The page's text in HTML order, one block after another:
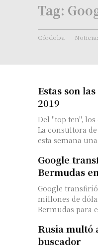
Tag:
Córdoba
Estas son
2019
Del "top ten",
La consultora
esta semana
Google
Bermudas
Google transfirió
millones de
Bermudas para
Rusia multó
buscador